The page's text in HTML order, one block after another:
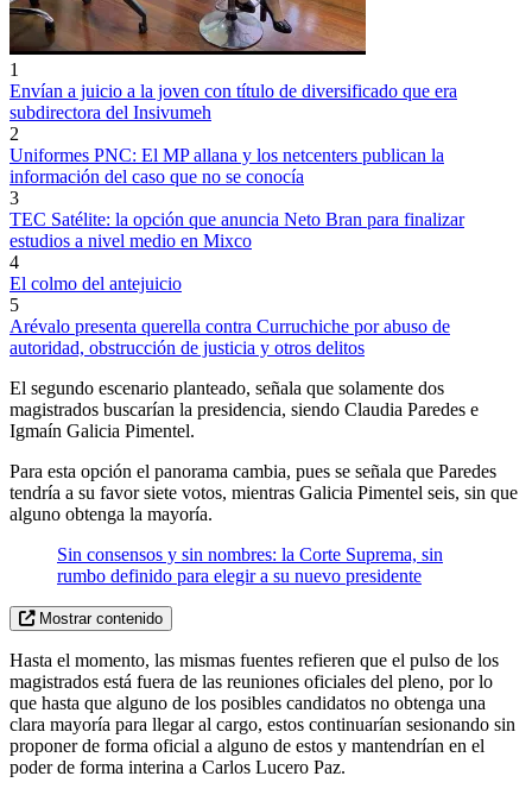
1
Envían a juicio a la joven con título de diversificado que era
subdirectora del Insivumeh
2
Uniformes PNC: El MP allana y los netcenters publican la
información del caso que no se conocía
3
TEC Satélite: la opción que anuncia Neto Bran para finalizar
estudios a nivel medio en Mixco
4
El colmo del antejuicio
5
Arévalo presenta querella contra Curruchiche por abuso de
autoridad, obstrucción de justicia y otros delitos
El segundo escenario planteado, señala que solamente dos
magistrados buscarían la presidencia, siendo Claudia Paredes e
Igmaín Galicia Pimentel.
Para esta opción el panorama cambia, pues se señala que Paredes
tendría a su favor siete votos, mientras Galicia Pimentel seis, sin que
alguno obtenga la mayoría.
Sin consensos y sin nombres: la Corte Suprema, sin
rumbo definido para elegir a su nuevo presidente
Mostrar contenido
Hasta el momento, las mismas fuentes refieren que el pulso de los
magistrados está fuera de las reuniones oficiales del pleno, por lo
que hasta que alguno de los posibles candidatos no obtenga una
clara mayoría para llegar al cargo, estos continuarían sesionando sin
proponer de forma oficial a alguno de estos y mantendrían en el
poder de forma interina a Carlos Lucero Paz.